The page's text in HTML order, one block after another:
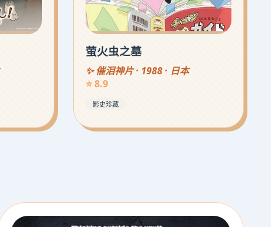
萤火虫之墓
✨ 催泪神片 · 1988 · 日本
⭐ 8.9
影史珍藏